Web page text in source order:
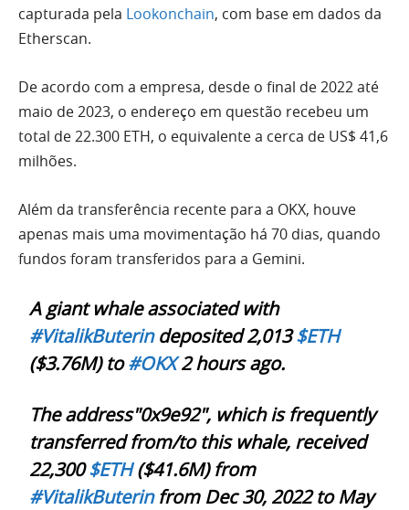
capturada pela Lookonchain, com base em dados da
Etherscan.
De acordo com a empresa, desde o final de 2022 até
maio de 2023, o endereço em questão recebeu um
total de 22.300 ETH, o equivalente a cerca de US$ 41,6
milhões.
Além da transferência recente para a OKX, houve
apenas mais uma movimentação há 70 dias, quando
fundos foram transferidos para a Gemini.
A giant whale associated with
#VitalikButerindeposited 2,013$ETH
($3.76M) to#OKX2 hours ago.
The address"0x9e92", which is frequently
transferred from/to this whale, received
22,300$ETH($41.6M) from
#VitalikButerinfrom Dec 30, 2022 to May